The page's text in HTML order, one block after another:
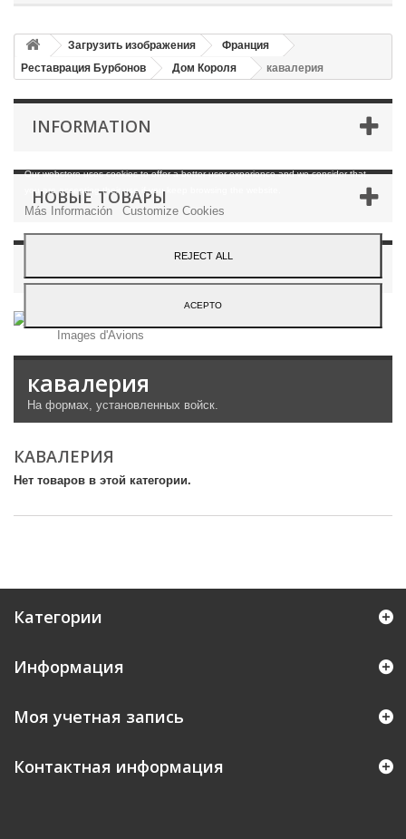
Загрузить изображения
Франция
Реставрация Бурбонов
Дом Короля кавалерия
INFORMATION
НОВЫЕ ТОВАРЫ
кавалерия
На формах, установленных войск.
КАВАЛЕРИЯ
Нет товаров в этой категории.
Категории
Информация
Моя учетная запись
Контактная информация
Our webstore uses cookies to offer a better user experience and we consider that
you are accepting their use if you keep browsing the website.
Más Información Customize Cookies
REJECT ALL
ACEPTO